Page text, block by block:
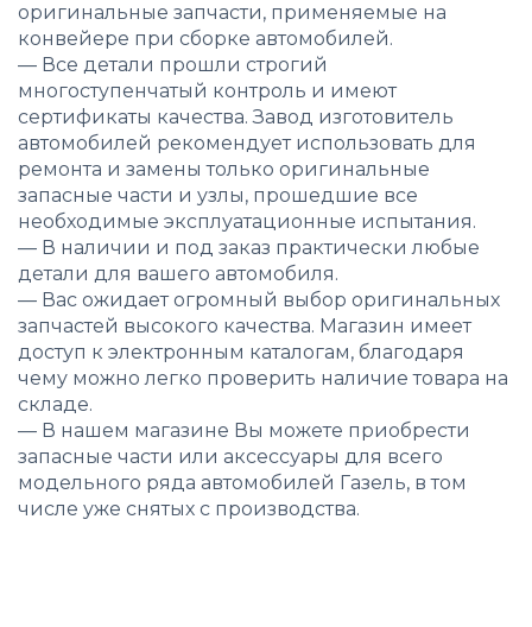
оригинальные запчасти, применяемые на
конвейере при сборке автомобилей.
— Все детали прошли строгий
многоступенчатый контроль и имеют
сертификаты качества. Завод изготовитель
автомобилей рекомендует использовать для
ремонта и замены только оригинальные
запасные части и узлы, прошедшие все
необходимые эксплуатационные испытания.
— В наличии и под заказ практически любые
детали для вашего автомобиля.
— Вас ожидает огромный выбор оригинальных
запчастей высокого качества. Магазин имеет
доступ к электронным каталогам, благодаря
чему можно легко проверить наличие товара на
складе.
— В нашем магазине Вы можете приобрести
запасные части или аксессуары для всего
модельного ряда автомобилей Газель, в том
числе уже снятых с производства.